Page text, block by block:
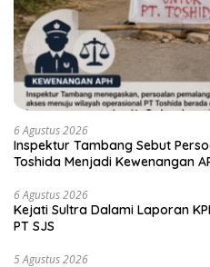
6 Agustus 2026
Inspektur Tambang Sebut
Toshida Menjadi Kewenangan
6 Agustus 2026
Kejati Sultra Dalami Laporan
PT SJS
5 Agustus 2026